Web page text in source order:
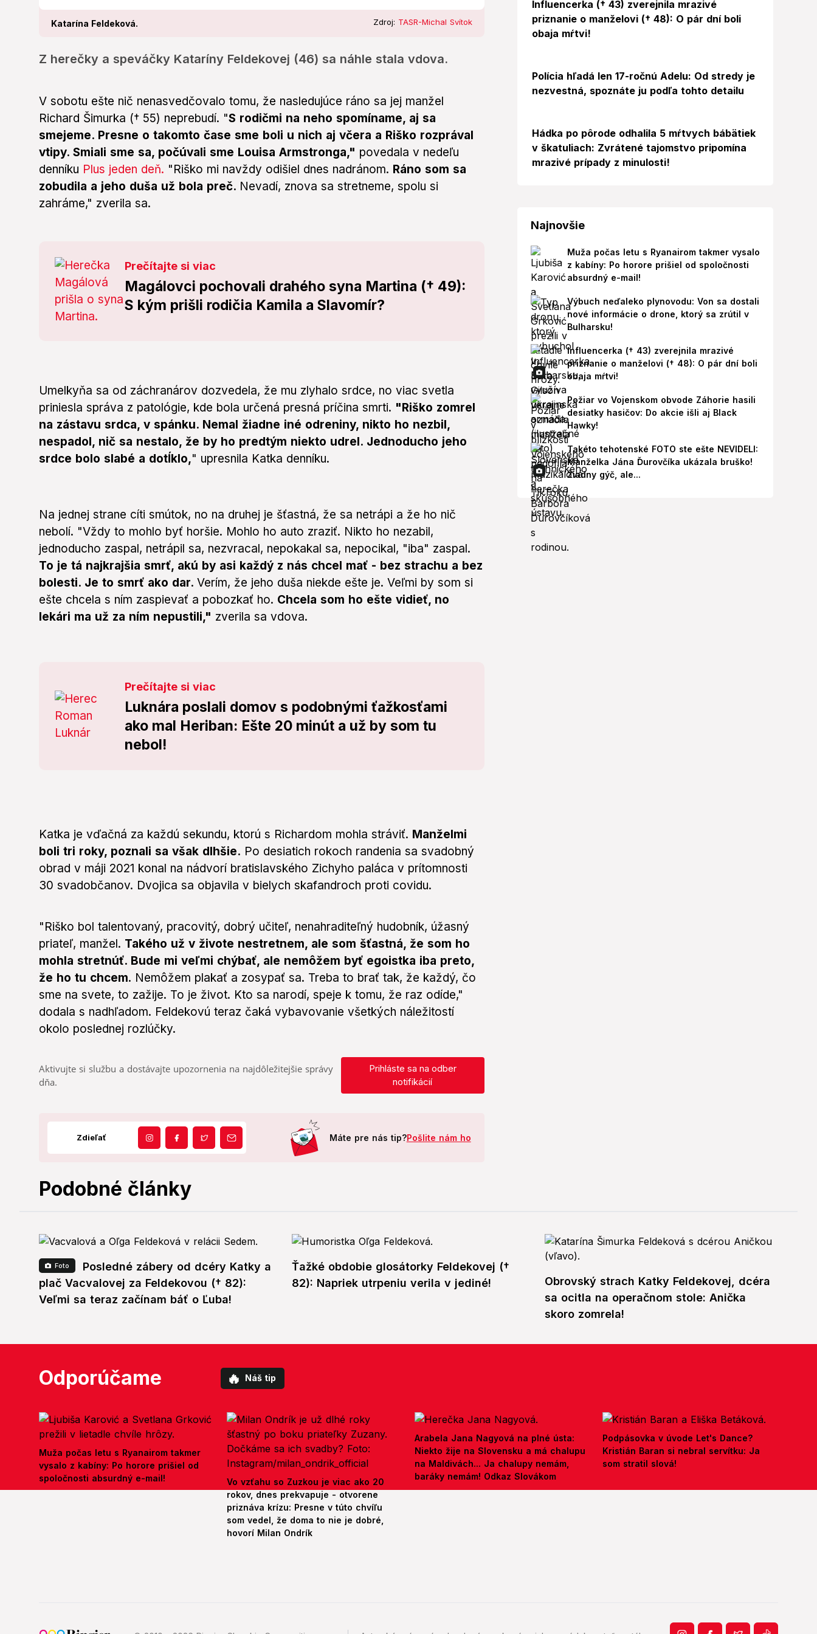
Katarína Feldeková. Zdroj: TASR-Michal Svítok
Z herečky a speváčky Kataríny Feldekovej (46) sa náhle stala vdova.
V sobotu ešte nič nenasvedčovalo tomu, že nasledujúce ráno sa jej manžel
Richard Šimurka († 55) neprebudí. "S rodičmi na neho spomíname, aj sa
smejeme. Presne o takomto čase sme boli u nich aj včera a Riško rozprával
vtipy. Smiali sme sa, počúvali sme Louisa Armstronga," povedala v nedeľu
denníku Plus jeden deň. "Riško mi navždy odišiel dnes nadránom. Ráno som sa
zobudila a jeho duša už bola preč. Nevadí, znova sa stretneme, spolu si
zahráme," zverila sa.
Prečítajte si viac
Magálovci pochovali drahého syna Martina († 49):
S kým prišli rodičia Kamila a Slavomír?
Umelkyňa sa od záchranárov dozvedela, že mu zlyhalo srdce, no viac svetla
priniesla správa z patológie, kde bola určená presná príčina smrti. "Riško zomrel
na zástavu srdca, v spánku. Nemal žiadne iné odreniny, nikto ho nezbil,
nespadol, nič sa nestalo, že by ho predtým niekto udrel. Jednoducho jeho
srdce bolo slabé a dotĺklo," upresnila Katka denníku.
Na jednej strane cíti smútok, no na druhej je šťastná, že sa netrápi a že ho nič
nebolí. "Vždy to mohlo byť horšie. Mohlo ho auto zraziť. Nikto ho nezabil,
jednoducho zaspal, netrápil sa, nezvracal, nepokakal sa, nepocikal, "iba" zaspal.
To je tá najkrajšia smrť, akú by asi každý z nás chcel mať - bez strachu a bez
bolesti. Je to smrť ako dar. Verím, že jeho duša niekde ešte je. Veľmi by som si
ešte chcela s ním zaspievať a pobozkať ho. Chcela som ho ešte vidieť, no
lekári ma už za ním nepustili," zverila sa vdova.
Prečítajte si viac
Luknára poslali domov s podobnými ťažkosťami
ako mal Heriban: Ešte 20 minút a už by som tu
nebol!
Katka je vďačná za každú sekundu, ktorú s Richardom mohla stráviť. Manželmi
boli tri roky, poznali sa však dlhšie. Po desiatich rokoch randenia sa svadobný
obrad v máji 2021 konal na nádvorí bratislavského Zichyho paláca v prítomnosti
30 svadobčanov. Dvojica sa objavila v bielych skafandroch proti covidu.
"Riško bol talentovaný, pracovitý, dobrý učiteľ, nenahraditeľný hudobník, úžasný
priateľ, manžel. Takého už v živote nestretnem, ale som šťastná, že som ho
mohla stretnúť. Bude mi veľmi chýbať, ale nemôžem byť egoistka iba preto,
že ho tu chcem. Nemôžem plakať a zosypať sa. Treba to brať tak, že každý, čo
sme na svete, to zažije. To je život. Kto sa narodí, speje k tomu, že raz odíde,"
dodala s nadhľadom. Feldekovú teraz čaká vybavovanie všetkých náležitostí
okolo poslednej rozlúčky.
Aktivujte si službu a dostávajte upozornenia na najdôležitejšie správy
dňa.
Prihláste sa na odber
notifikácií
Zdieľať Máte pre nás tip?Pošlite nám ho
Influencerka († 43) zverejnila mrazivé
priznanie o manželovi († 48): O pár dní boli
obaja mŕtvi!
Polícia hľadá len 17-ročnú Adelu: Od stredy je
nezvestná, spoznáte ju podľa tohto detailu
Hádka po pôrode odhalila 5 mŕtvych bábätiek
v škatuliach: Zvrátené tajomstvo pripomína
mrazivé prípady z minulosti!
Najnovšie
Muža počas letu s Ryanairom takmer vysalo
z kabíny: Po horore prišiel od spoločnosti
absurdný e-mail!
Výbuch neďaleko plynovodu: Von sa dostali
nové informácie o drone, ktorý sa zrútil v
Bulharsku!
Influencerka († 43) zverejnila mrazivé
priznanie o manželovi († 48): O pár dní boli
obaja mŕtvi!
Požiar vo Vojenskom obvode Záhorie hasili
desiatky hasičov: Do akcie išli aj Black
Hawky!
Takéto tehotenské FOTO ste ešte NEVIDELI:
Manželka Jána Ďurovčíka ukázala bruško!
Žiadny gýč, ale...
Podobné články
Foto
Posledné zábery od dcéry Katky a
plač Vacvalovej za Feldekovou († 82):
Veľmi sa teraz začínam báť o Ľuba!
Ťažké obdobie glosátorky Feldekovej (†
82): Napriek utrpeniu verila v jediné!
Obrovský strach Katky Feldekovej, dcéra
sa ocitla na operačnom stole: Anička
skoro zomrela!
Odporúčame 🔥 Náš tip
Muža počas letu s Ryanairom takmer
vysalo z kabíny: Po horore prišiel od
spoločnosti absurdný e-mail!
Vo vzťahu so Zuzkou je viac ako 20
rokov, dnes prekvapuje - otvorene
priznáva krízu: Presne v túto chvíľu
som vedel, že doma to nie je dobré,
hovorí Milan Ondrík
Arabela Jana Nagyová na plné ústa:
Niekto žije na Slovensku a má chalupu
na Maldivách... Ja chalupy nemám,
baráky nemám! Odkaz Slovákom
Podpásovka v úvode Let's Dance?
Kristián Baran si nebral servítku: Ja
som stratil slová!